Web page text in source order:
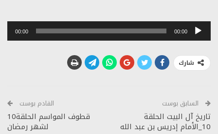
مشغل
00:00
00:00
شارك
السابق بوست
تاريخ آل البيت الحلقة
10_الأمام إدريس بن عبد الله
القادم بوست
قطوف المواسم الحلقة10
لشهر رمضان